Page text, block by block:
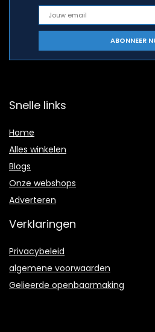
Snelle links
Home
Alles winkelen
Blogs
Onze webshops
Adverteren
Verklaringen
Privacybeleid
algemene voorwaarden
Gelieerde openbaarmaking